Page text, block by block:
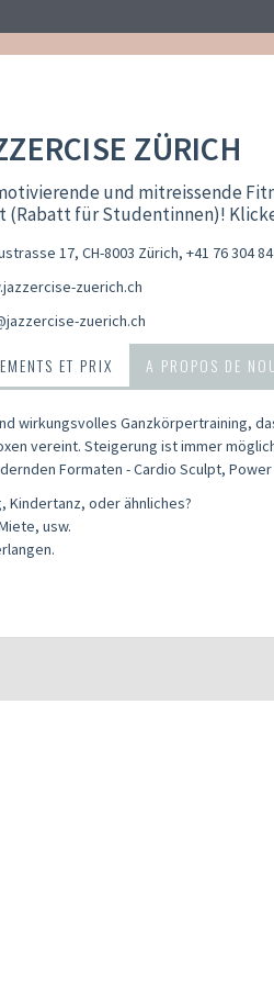
ZÜRICH
und mitreissende
(Rabatt für Studentinnen)!
17, CH-8003 Zürich, +41 76 304
zuerich.ch
zuerich.ch
ET PRIX A PROPOS DE
wirkungsvolles Ganzkörpertraining,
vereint. Steigerung ist immer
Formaten - Cardio Sculpt,
Kindertanz, oder ähnliches?
usw.